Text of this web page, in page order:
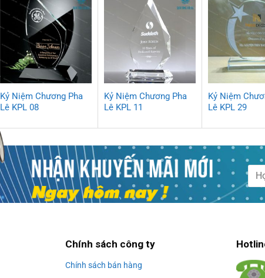
Kỷ Niệm Chương Pha
Lê KPL 08
Kỷ Niệm Chương Pha
Lê KPL 11
Kỷ Niệm
Lê KPL 29
Chính sách công ty
Chính sách bán hàng